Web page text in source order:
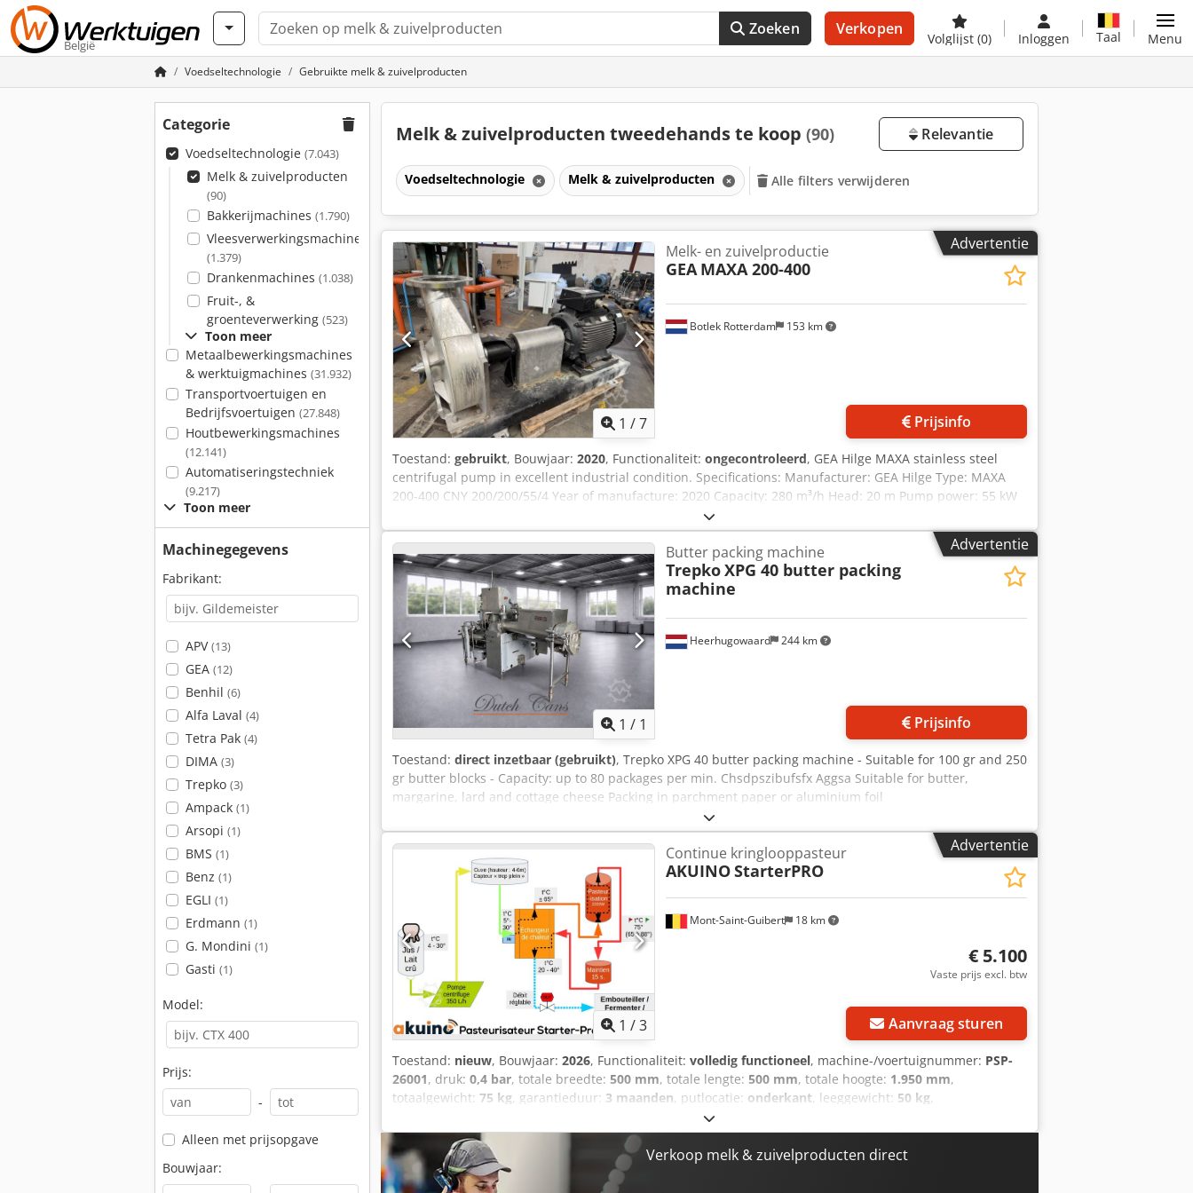
België
Zoeken Verkopen
Volglijst (0) Inloggen Taal Menu
Voedseltechnologie Gebruikte melk & zuivelproducten
Categorie
Voedseltechnologie (7.043)
Melk & zuivelproducten
(90)
Bakkerijmachines (1.790)
Vleesverwerkingsmachines
(1.379)
Drankenmachines (1.038)
Fruit-, &
groenteverwerking (523)
Toon meer
Metaalbewerkingsmachines
& werktuigmachines (31.932)
Transportvoertuigen en
Bedrijfsvoertuigen (27.848)
Houtbewerkingsmachines
(12.141)
Automatiseringstechniek
(9.217)
Toon meer
Machinegegevens
Fabrikant:
APV(13)
GEA (12)
Benhil (6)
Alfa Laval (4)
Tetra Pak (4)
DIMA (3)
Trepko (3)
Ampack (1)
Arsopi (1)
BMS (1)
Benz (1)
EGLI (1)
Erdmann (1)
G. Mondini (1)
Gasti (1)
Model:
Prijs:
-
Alleen met prijsopgave
Bouwjaar:
Melk & zuivelproducten tweedehands te koop (90) Relevantie
Voedseltechnologie Melk & zuivelproducten Alle filters verwijderen
Advertentie
1 /7
Botlek Rotterdam 153 km
Melk- en zuivelproductie
GEA MAXA 200-400
Prijsinfo
Toestand: gebruikt, Bouwjaar: 2020, Functionaliteit: ongecontroleerd, GEA Hilge MAXA stainless steel
centrifugal pump in excellent industrial condition. Specifications: Manufacturer: GEA Hilge Type: MAXA
200-400 CNY 200/200/55/4 Year of manufacture: 2020 Capacity: 280 m³/h Head: 20 m Pump power: 55 kW
Siemens IE3 electric motor Speed: 1,450 rpm Stainless steel pump housing Chsdezrm H Espfx Aggsa
Complete with motor, coupling and base frame Ready for installation The pump is sold as is, where is,
without warranty. Delivery terms: EXW Rotterdam, The Netherlands, loaded onto your truck. Inspection is
possible by appointment.
Advertentie
1 / 1
Heerhugowaard 244 km
Butter packing machine
TrepkoXPG 40 butter packing
machine
Prijsinfo
Toestand: direct inzetbaar (gebruikt), Trepko XPG 40 butter packing machine - Suitable for 100 gr and 250
gr butter blocks - Capacity: up to 80 packages per min. Chsdpszibufsfx Aggsa Suitable for butter,
margarine, lard and cottage cheese Packing in parchment paper or aluminium foil
Advertentie
1 /3
Mont-Saint-Guibert 18 km
Continue kringlooppasteur
AKUINOStarterPRO
€ 5.100
Vaste prijs excl. btw
Aanvraag sturen
Toestand: nieuw, Bouwjaar: 2026, Functionaliteit: volledig functioneel, machine-/voertuignummer: PSP-
26001, druk: 0,4 bar, totale breedte: 500 mm, totale lengte: 500 mm, totale hoogte: 1.950 mm,
totaalgewicht: 75 kg, garantieduur: 3 maanden, putlocatie: onderkant, leeggewicht: 50 kg,
250 mm, type ingangsstroom:
volumestroom:0,15 m³/u, Uitrusting:Typeplaat beschikbaar, documentatie / handleiding, Continue
pasteuriseermachine (verwerkte volumes afhankelijk van bedrijfstijd, hygiëne, precisie): • Prestaties en
investering aangepast aan mini-zuivelfabrieken op de boerderij, maar ook aan lokale verwerkingsateliers:
Verkoop melk & zuivelproducten direct